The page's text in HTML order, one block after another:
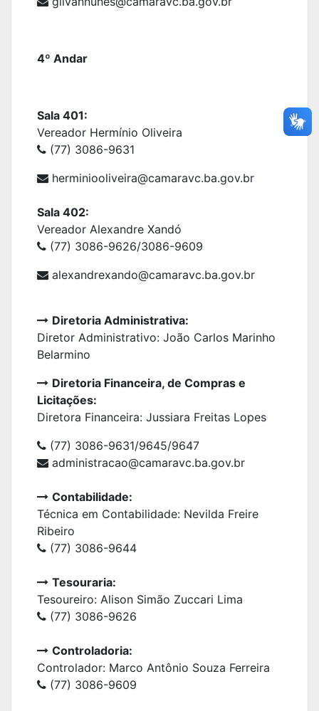
4º Andar
Sala 401:
Vereador Hermínio Oliveira
(77) 3086-9631
herminiooliveira@camaravc.ba.gov.br
Sala 402:
Vereador Alexandre Xandó
(77) 3086-9626/3086-9609
alexandrexando@camaravc.ba.gov.br
Diretoria Administrativa:
Diretor Administrativo: João Carlos Marinho
Belarmino
Diretoria Financeira, de Compras e
Licitações:
Diretora Financeira: Jussiara Freitas Lopes
(77) 3086-9631/9645/9647
administracao@camaravc.ba.gov.br
Contabilidade:
Técnica em Contabilidade: Nevilda Freire
Ribeiro
(77) 3086-9644
Tesouraria:
Tesoureiro: Alison Simão Zuccari Lima
(77) 3086-9626
Controladoria:
Controlador: Marco Antônio Souza Ferreira
(77) 3086-9609